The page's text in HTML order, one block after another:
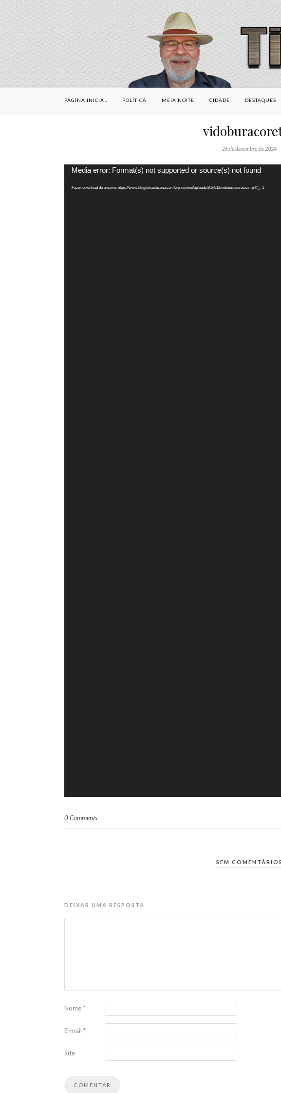
PÁGINA INICIAL POLÍTICA MEIA NOITE CIDADE DESTAQUES
26 de dezembro de 2024
Tocador
Media error: Format(s) not supported or source(s) not found
Fazer download do arquivo: https://www.blogdotiaolucena.com/wp-content/uploads/2024/12/vidoburacoretao.mp4?_=1
0 Comments
SEM COMENTÁRIOS
DEIXAR UMA RESPOSTA
Nome*
E-mail *
Site